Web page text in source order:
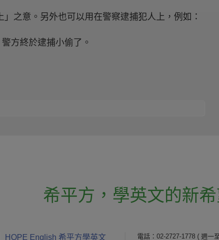
之意。另外也可以用在警察逮捕犯人上，例如：
方終於逮捕小偷了。
希平方 ， 學英文的新
HOPE English 希平方學英文 電話：02-2727-1778 ( 週一